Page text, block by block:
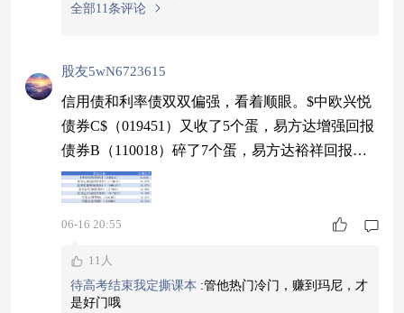
全部11条评论
股友5wN6723615
信用债和利率债双双偏强，看着顺眼。$中欧兴悦
债券C$（019451）又收了5个蛋，易方达增强回报
债券B（110018）碎了7个蛋，易方达裕祥回报债
券C（017420）碎了25个蛋。近一年涨幅3.12%，
别人碎蛋它还在收，这就是好债基的标准，趁现在
债市情绪好入手正合适。#晒黄金#
06-16 20:55
11人
待高考结束我定撕课本 :管他热门冷门，赚到玛尼，才
是好门哦